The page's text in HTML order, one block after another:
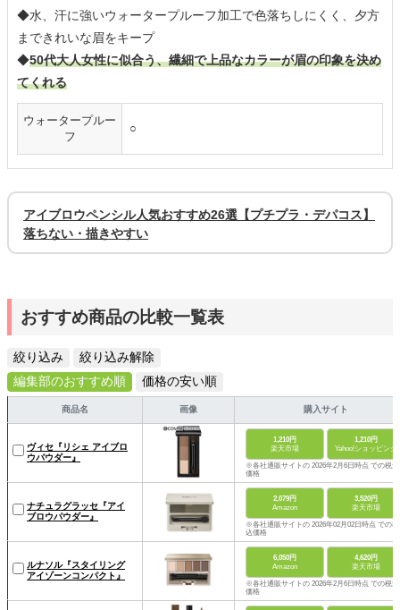
◆水、汗に強いウォータープルーフ加工で色落ちしにくく、夕方
まできれいな眉をキープ
◆50代大人女性に似合う、繊細で上品なカラーが眉の印象を決め
てくれる
ウォータープルー
フ
○
アイブロウペンシル人気おすすめ26選【プチプラ・デパコス】
落ちない・描きやすい
おすすめ商品の比較一覧表
絞り込み
絞り込み解除
編集部のおすすめ順
価格の安い順
商品名 画像 購入サイト
ヴィセ『リシェ アイブロ
ウパウダー』
1,210円
楽天市場
1,210円
Yahoo!ショッピング
※各社通販サイトの 2026年2月6日時点 での税込
価格
ナチュラグラッセ『アイ
ブロウパウダー』
2,079円
Amazon
3,520円
楽天市場
※各社通販サイトの 2026年02月02日時点 での税
込価格
ルナソル『スタイリング
アイゾーンコンパクト』
6,050円
Amazon
4,620円
楽天市場
※各社通販サイトの 2026年2月6日時点 での税込
価格